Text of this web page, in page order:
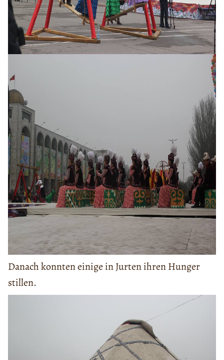
Danach konnten einige in Jurten ihren Hunger
stillen.